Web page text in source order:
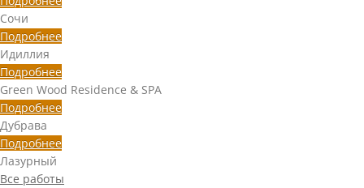
Сочи
Подробнее
Идиллия
Подробнее
Green Wood Residence & SPA
Подробнее
Дубрава
Подробнее
Лазурный
Все работы